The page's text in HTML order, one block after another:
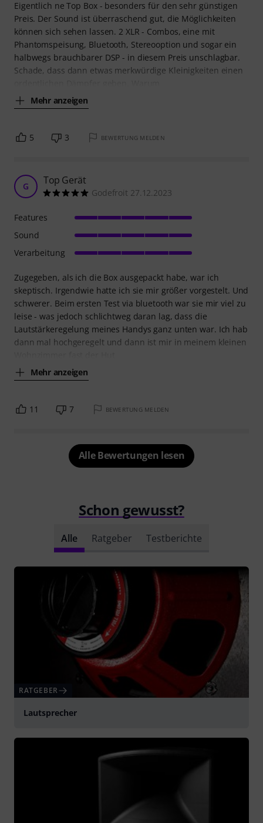
Eigentlich ne Top Box - besonders für den sehr günstigen
Preis. Der Sound ist überraschend gut, die Möglichkeiten
können sich sehen lassen. 2 XLR - Combos, eine mit
Phantomspeisung, Bluetooth, Stereooption und sogar ein
halbwegs brauchbarer DSP - in diesem Preis unschlagbar.
Schade, dass dann etwas merkwürdige Kleinigkeiten einen
Mehr anzeigen
5 3 BEWERTUNG MELDEN
G Top Gerät
Godefroit 27.12.2023
Zugegeben, als ich die Box ausgepackt habe, war ich
skeptisch. Irgendwie hatte ich sie mir größer vorgestelt. Und
schwerer. Beim ersten Test via bluetooth war sie mir viel zu
leise - was jedoch schlichtweg daran lag, dass die
Lautstärkeregelung meines Handys ganz unten war. Ich hab
dann mal hochgeregelt und dann ist mir in meinem kleinen
Mehr anzeigen
Features
Sound
Verarbeitung
11 7 BEWERTUNG MELDEN
Alle Bewertungen lesen
Schon gewusst?
Alle Ratgeber Testberichte
RATGEBER
Lautsprecher